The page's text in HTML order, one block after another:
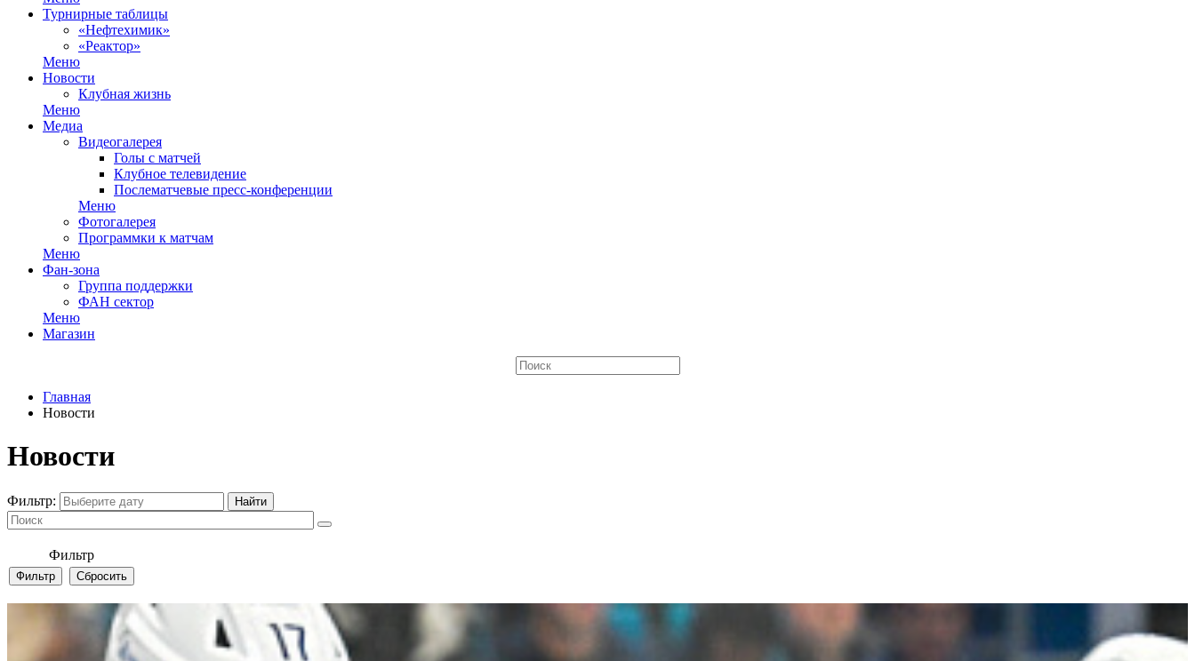
Турнирные таблицы
«Нефтехимик»
«Реактор»
Меню
Новости
Клубная жизнь
Меню
Медиа
Видеогалерея
Голы с матчей
Клубное телевидение
Послематчевые пресс-конференции
Меню
Фотогалерея
Программки к матчам
Меню
Фан-зона
Группа поддержки
ФАН сектор
Меню
Магазин
Главная
Новости
Новости
Фильтр:
Фильтр